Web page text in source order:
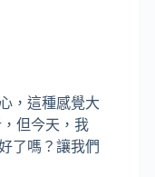
，這種感覺大
但今天，我
了嗎？讓我們